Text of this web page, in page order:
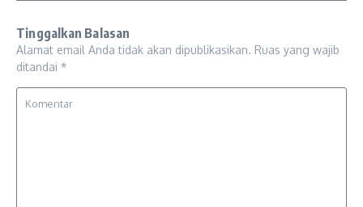
Tinggalkan Balasan
Alamat email Anda tidak akan dipublikasikan. Ruas yang wajib
ditandai *